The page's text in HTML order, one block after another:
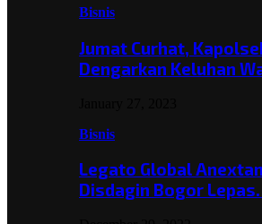
Bisnis
Jumat Curhat,
Dengarkan Keluhan
Bisnis
Legato Global
Disdagin Bogor